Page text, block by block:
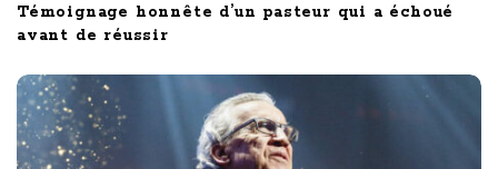
Témoignage honnête d’un pasteur qui a échoué
avant de réussir